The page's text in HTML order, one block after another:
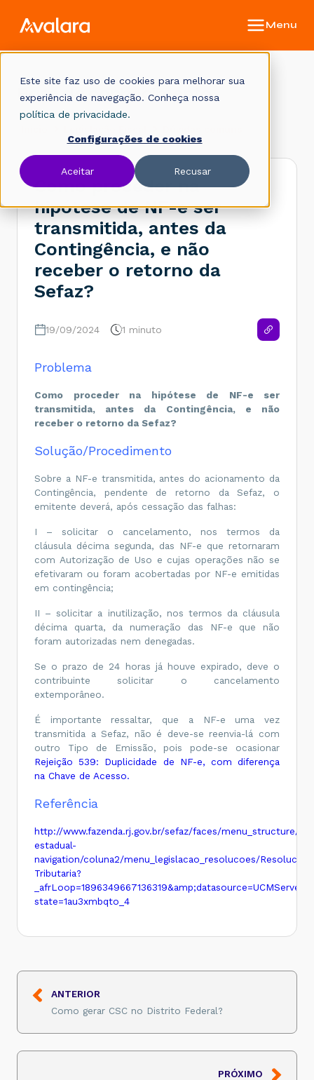
Este site faz uso de cookies para melhorar sua
experiência de navegação. Conheça nossa
política de privacidade.
Configurações de cookies
Aceitar Recusar
Base de conhecimento
Como proceder na
hipótese de NF-e ser
transmitida, antes da
Contingência, e não
receber o retorno da
Sefaz?
19/09/2024 1 minuto
Problema
Como proceder na hipótese de NF-e ser
transmitida, antes da Contingência, e não
receber o retorno da Sefaz?
Solução/Procedimento
Sobre a NF-e transmitida, antes do acionamento da
Contingência, pendente de retorno da Sefaz, o
emitente deverá, após cessação das falhas:
I – solicitar o cancelamento, nos termos da
cláusula décima segunda, das NF-e que retornaram
com Autorização de Uso e cujas operações não se
efetivaram ou foram acobertadas por NF-e emitidas
em contingência;
II – solicitar a inutilização, nos termos da cláusula
décima quarta, da numeração das NF-e que não
foram autorizadas nem denegadas.
Se o prazo de 24 horas já houve expirado, deve o
contribuinte solicitar o cancelamento
extemporâneo.
É importante ressaltar, que a NF-e uma vez
transmitida a Sefaz, não é deve-se reenvia-lá com
outro Tipo de Emissão, pois pode-se ocasionar
Rejeição 539: Duplicidade de NF-e, com diferença
na Chave de Acesso.
Referência
http://www.fazenda.rj.gov.br/sefaz/faces/menu_structure/
estadual-
navigation/coluna2/menu_legislacao_resolucoes/
Tributaria?
state=1au3xmbqto_4
ANTERIOR
Como gerar CSC no Distrito Federal?
PRÓXIMO